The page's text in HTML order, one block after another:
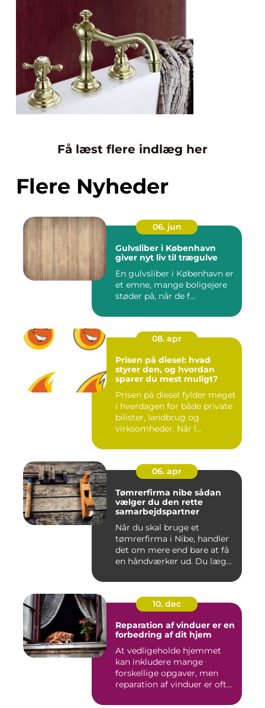
Få læst flere indlæg her
Flere Nyheder
06. jun
Gulvsliber i København
giver nyt liv til trægulve
En gulvsliber i København er
et emne, mange boligejere
støder på, når de f...
08. apr
Prisen på diesel: hvad
styrer den, og hvordan
sparer du mest muligt?
Prisen på diesel fylder meget
i hverdagen for både private
bilister, landbrug og
virksomheder. Når l...
06. apr
Tømrerfirma nibe sådan
vælger du den rette
samarbejdspartner
Når du skal bruge et
tømrerfirma i Nibe, handler
det om mere end bare at få
en håndværker ud. Du læg...
10. dec
Reparation af vinduer er en
forbedring af dit hjem
At vedligeholde hjemmet
kan inkludere mange
forskellige opgaver, men
reparation af vinduer er ofte